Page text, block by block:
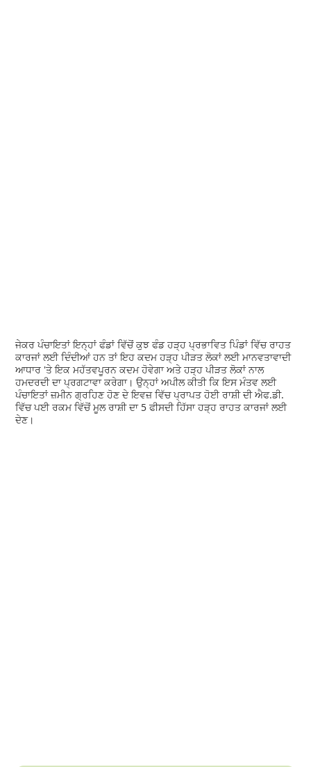
ਜੇਕਰ ਪੰਚਾਇਤਾਂ ਇਨ੍ਹਾਂ ਫੰਡਾਂ ਵਿੱਚੋਂ ਕੁਝ ਫੰਡ ਹੜ੍ਹ ਪ੍ਰਭਾਵਿਤ ਪਿੰਡਾਂ ਵਿੱਚ ਰਾਹਤ
ਕਾਰਜਾਂ ਲਈ ਦਿੰਦੀਆਂ ਹਨ ਤਾਂ ਇਹ ਕਦਮ ਹੜ੍ਹ ਪੀੜਤ ਲੋਕਾਂ ਲਈ ਮਾਨਵਤਾਵਾਦੀ
ਆਧਾਰ 'ਤੇ ਇਕ ਮਹੱਤਵਪੂਰਨ ਕਦਮ ਹੋਵੇਗਾ ਅਤੇ ਹੜ੍ਹ ਪੀੜਤ ਲੋਕਾਂ ਨਾਲ
ਹਮਦਰਦੀ ਦਾ ਪ੍ਰਗਟਾਵਾ ਕਰੇਗਾ। ਉਨ੍ਹਾਂ ਅਪੀਲ ਕੀਤੀ ਕਿ ਇਸ ਮੰਤਵ ਲਈ
ਪੰਚਾਇਤਾਂ ਜ਼ਮੀਨ ਗ੍ਰਹਿਣ ਹੋਣ ਦੇ ਇਵਜ਼ ਵਿੱਚ ਪ੍ਰਾਪਤ ਹੋਈ ਰਾਸ਼ੀ ਦੀ ਐਫ.ਡੀ.
ਵਿੱਚ ਪਈ ਰਕਮ ਵਿੱਚੋਂ ਮੂਲ ਰਾਸ਼ੀ ਦਾ 5 ਫੀਸਦੀ ਹਿੱਸਾ ਹੜ੍ਹ ਰਾਹਤ ਕਾਰਜਾਂ ਲਈ
ਦੇਣ।